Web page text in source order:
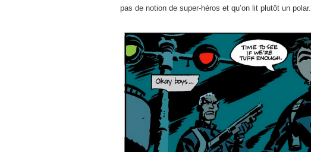
pas de notion de super-héros et qu’on lit plutôt un polar.